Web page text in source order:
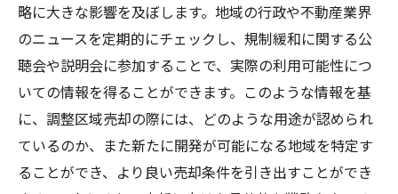
略に大きな影響を及ぼします。地域の行政や不動産業界
のニュースを定期的にチェックし、規制緩和に関する公
聴会や説明会に参加することで、実際の利用可能性につ
いての情報を得ることができます。このような情報を基
に、調整区域売却の際には、どのような用途が認められ
ているのか、また新たに開発が可能になる地域を特定す
ることができ、より良い売却条件を引き出すことができ